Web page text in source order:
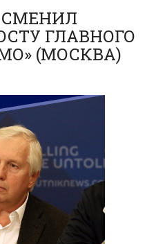
СМЕНИЛ
ГЛАВНОГО
(МОСКВА)